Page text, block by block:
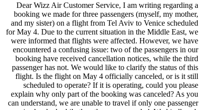
Dear Wizz Air Customer Service, I am writing regarding a
booking we made for three passengers (myself, my mother,
and my sister) on a flight from Tel Aviv to Venice scheduled
for May 4. Due to the current situation in the Middle East, we
were informed that flights were affected. However, we have
encountered a confusing issue: two of the passengers in our
booking have received cancellation notices, while the third
passenger has not. We would like to clarify the status of this
flight. Is the flight on May 4 officially canceled, or is it still
scheduled to operate? If it is operating, could you please
explain why only part of the booking was canceled? As you
can understand, we are unable to travel if only one passenger